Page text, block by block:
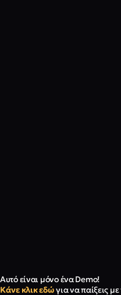
Αυτό είναι μόνο ένα Demo!
Κάνε κλικ εδώγια να παίξεις